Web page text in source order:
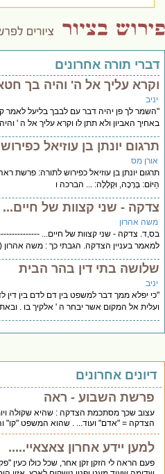
דברי תורה אחרונים
וקרא עליך אל ה' והיה בך
יניב
"השמר לך פן יהיה דבר עם לבבך בליעל
באחיך האביון ולא תתן לו וקרא עליך אל ה '
תרגום יונתן בן עוזיאל
אורן מס
תרגום יונתן בן עוזיאל כפירוש לתורה: פרשת
הַיּוֹם: בְּרָכָה, וּקְלָלָה: ... הברכה ו
צדקה - שני קצוות של חיים...
משה אהרון
בס,ד. צדקה - שני קצוות של חיים...
למאמר בעניין הצדקה. הגבתי כך : משה אהרון (6/8/2026
שלושה בתי דין בהר הבית
יניב
"כי יפלא ממך דבר למשפט בין דם לדם בין דין
ועלית אל המקום אשר יבחר ה ' אלקיך בו .
דיונים אחרונים
פרשת השבוע - ראה
עצוב שכך מסתכמת הצדקה : שהיא שקולה
הצדקה = "אדם" ועוד... . שהוא המשפט "קו"
למען יידע אחרון צאצאיי.....
פעם הראה לי הזקן זקן אחר, שכל כולו כעין